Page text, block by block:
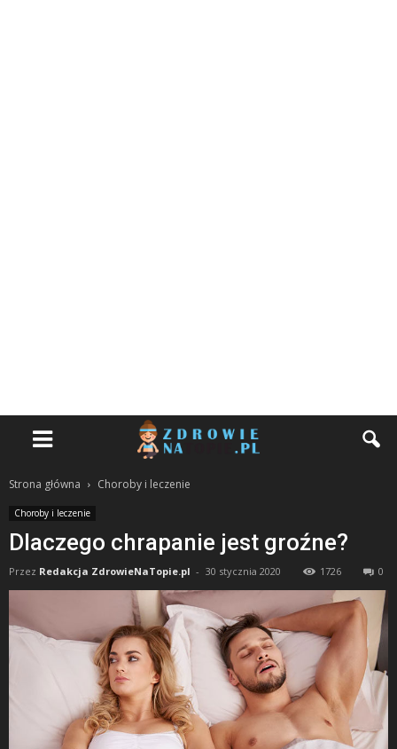
Strona główna Choroby i leczenie
Choroby i leczenie
Dlaczego chrapanie jest groźne?
Przez Redakcja ZdrowieNaTopie.pl - 30 stycznia 2020 1726 0